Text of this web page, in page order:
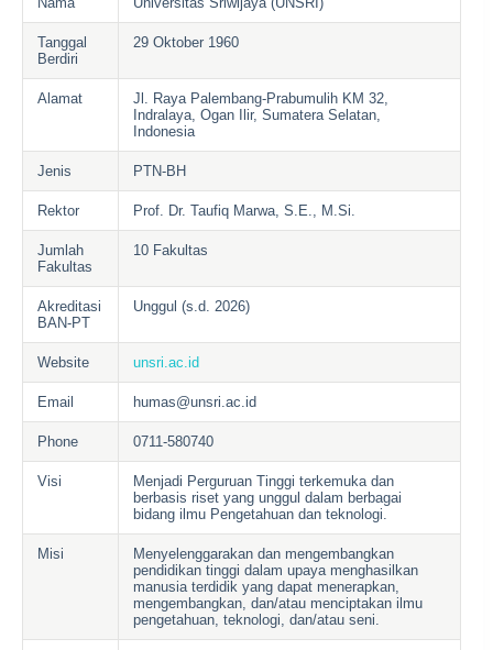
Tanggal
Berdiri
29 Oktober 1960
Alamat
Jl. Raya Palembang-Prabumulih KM 32,
Indralaya, Ogan Ilir, Sumatera Selatan,
Indonesia
Jenis PTN-BH
Rektor Prof. Dr. Taufiq Marwa, S.E., M.Si.
Jumlah
Fakultas
10 Fakultas
Akreditasi
BAN-PT
Unggul (s.d. 2026)
Website unsri.ac.id
Email humas@unsri.ac.id
Phone 0711-580740
Visi
Menjadi Perguruan Tinggi terkemuka dan
berbasis riset yang unggul dalam berbagai
bidang ilmu Pengetahuan dan teknologi.
Misi
Menyelenggarakan dan mengembangkan
pendidikan tinggi dalam upaya menghasilkan
manusia terdidik yang dapat menerapkan,
mengembangkan, dan/atau menciptakan ilmu
pengetahuan, teknologi, dan/atau seni.